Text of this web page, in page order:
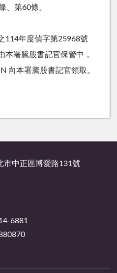
、第60條。
114年度偵字第25968號
本署騰股書記官保管中，
向本署騰股書記官領取。
市中正區博愛路131號
6881